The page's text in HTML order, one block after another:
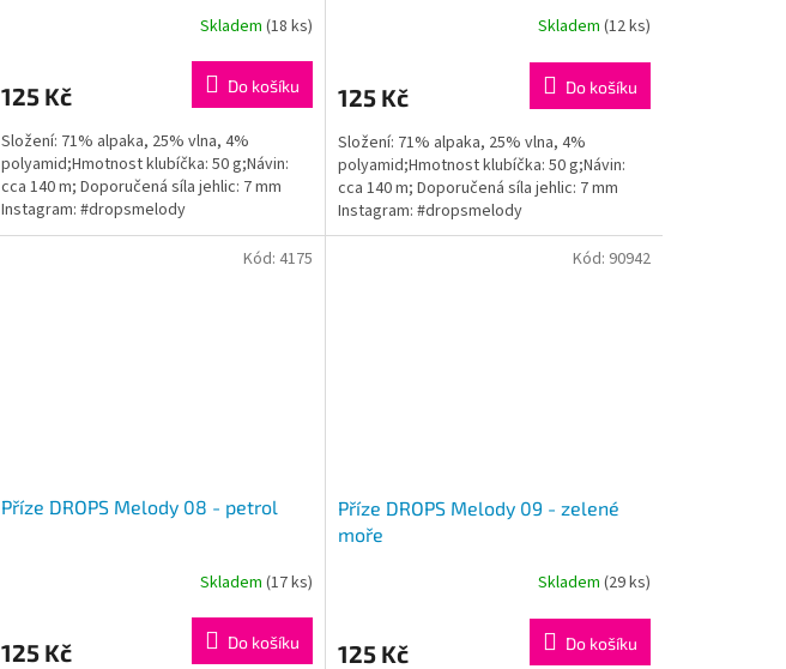
Skladem (18 ks)
125 Kč Do košíku
Složení: 71% alpaka, 25% vlna, 4%
polyamid;Hmotnost klubíčka: 50 g;Návin:
cca 140 m; Doporučená síla jehlic: 7 mm
Instagram: #dropsmelody
je
z
5
hvězdiček.
Skladem (12 ks)
125 Kč Do košíku
Složení: 71% alpaka, 25% vlna, 4%
polyamid;Hmotnost klubíčka: 50 g;Návin:
cca 140 m; Doporučená síla jehlic: 7 mm
Instagram: #dropsmelody
Příze DROPS Melody 08 - petrol
Skladem (17 ks)
125 Kč Do košíku
Kód: 4175
Příze DROPS Melody 09 - zelené
moře
Skladem (29 ks)
125 Kč Do košíku
Kód: 90942